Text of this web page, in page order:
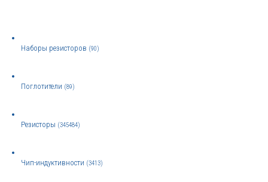
Наборы резисторов (90)
Поглотители (89)
Резисторы (345484)
Чип-индуктивности (3413)